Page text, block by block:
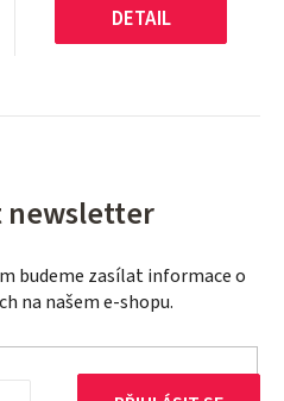
DETAIL
newsletter
budeme zasílat informace o
na našem e-shopu.